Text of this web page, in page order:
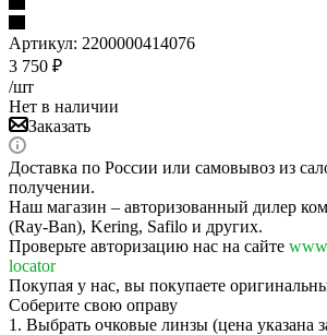
Артикул: 2200000414076
3 750 ₽
/шт
Нет в наличии
Заказать
Доставка по России или самовывоз из
получении.
Наш магазин – авторизованный дилер
(Ray-Ban), Kering, Safilo и других.
Проверьте авторизацию нас на сайте
locator
Покупая у нас, вы покупаете
Соберите свою оправу
1. Выбрать очковые линзы (цена указана